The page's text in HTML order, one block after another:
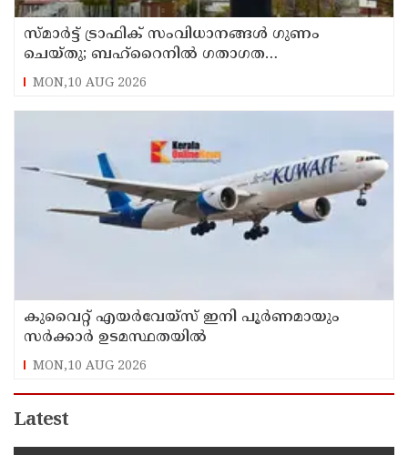
സ്മാര്‍ട്ട് ട്രാഫിക് സംവിധാനങ്ങള്‍ ഗുണം
ചെയ്തു; ബഹ്‌റൈനില്‍ ഗതാഗത
നിയമലംഘനങ്ങളും അപകടങ്ങളും കുറഞ്ഞു
MON,10 AUG 2026
കുവൈറ്റ് എയര്‍വേയ്സ് ഇനി പൂര്‍ണമായും
സര്‍ക്കാര്‍ ഉടമസ്ഥതയില്‍
MON,10 AUG 2026
Latest